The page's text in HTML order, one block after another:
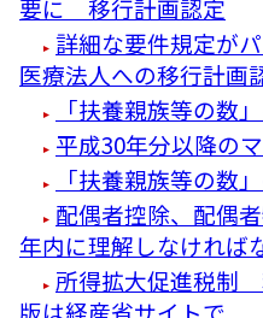
要に 移行計画認定
詳細な要件規定が
医療法人への移行計画
「扶養親族等の数
平成30年分以降の
「扶養親族等の数
配偶者控除、配偶
年内に理解しなければ
所得拡大促進税
版は経産省サイトで